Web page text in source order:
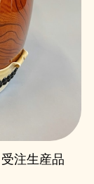
注生産品